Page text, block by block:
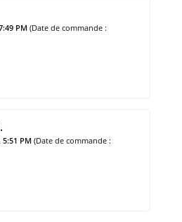
PM(Date de commande :
5:51 PM (Date de commande :